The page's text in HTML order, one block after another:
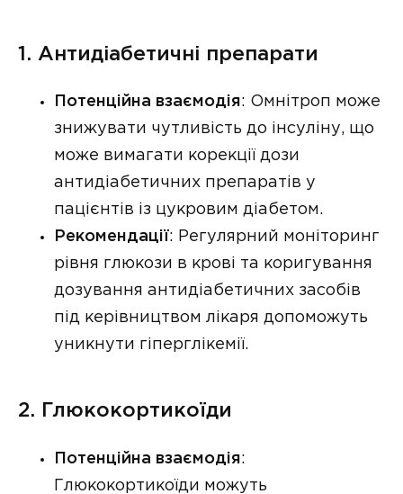
1. Антидіабетичні препарати
Потенційна взаємодія: Омнітроп може
знижувати чутливість до інсуліну, що
може вимагати корекції дози
антидіабетичних препаратів у
пацієнтів із цукровим діабетом.
Рекомендації: Регулярний моніторинг
рівня глюкози в крові та коригування
дозування антидіабетичних засобів
під керівництвом лікаря допоможуть
уникнути гіперглікемії.
2. Глюкокортикоїди
Потенційна взаємодія:
Глюкокортикоїди можуть